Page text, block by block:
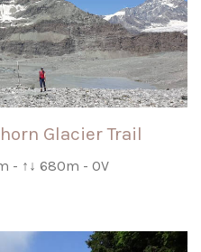
Glacier Trail
- ↑↓ 680m - OV